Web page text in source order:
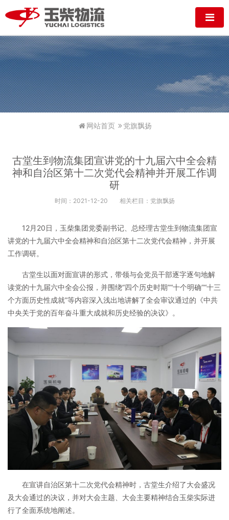
网站首页 党旗飘扬
古堂生到物流集团宣讲党的十九届六中全会精
神和自治区第十二次党代会精神并开展工作调
研
时间：2021-12-20 相关栏目：党旗飘扬
12月20日，玉柴集团党委副书记、总经理古堂生到物流集团宣
讲党的十九届六中全会精神和自治区第十二次党代会精神，并开展
工作调研。
古堂生以面对面宣讲的形式，带领与会党员干部逐字逐句地解
读党的十九届六中全会公报，并围绕“四个历史时期”“十个明确”“十三
个方面历史性成就”等内容深入浅出地讲解了全会审议通过的《中共
中央关于党的百年奋斗重大成就和历史经验的决议》。
在宣讲自治区第十二次党代会精神时，古堂生介绍了大会盛况
及大会通过的决议，并对大会主题、大会主要精神结合玉柴实际进
行了全面系统地阐述。